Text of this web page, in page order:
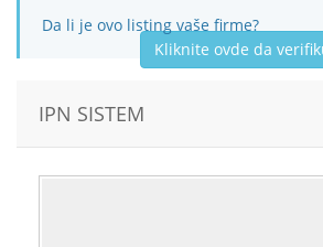
Da li je ovo listing vaše firme?
Kliknite ovde da
IPN SISTEM